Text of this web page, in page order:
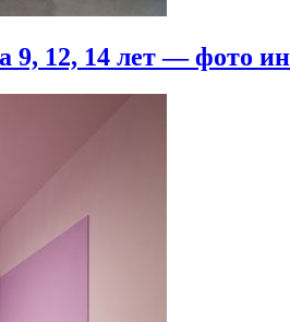
12, 14 лет — фото